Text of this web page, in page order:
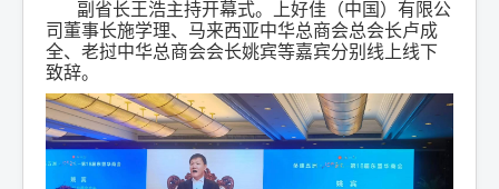
副省长王浩主持开幕式。上好佳（中国）有限公
司董事长施学理、马来西亚中华总商会总会长卢成
全、老挝中华总商会会长姚宾等嘉宾分别线上线下
致辞。